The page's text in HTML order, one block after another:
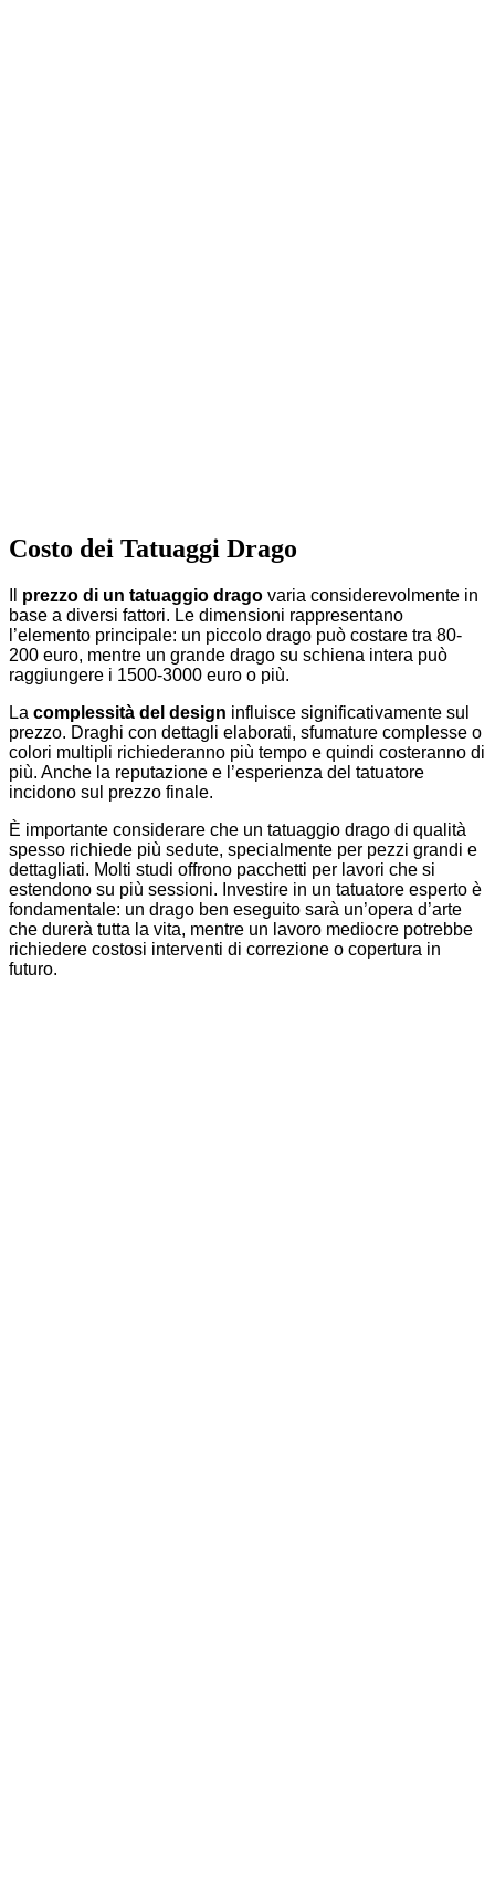
Costo dei Tatuaggi Drago
prezzo di un tatuaggio drago varia considerevolmente in
base a diversi fattori. Le dimensioni rappresentano
l’elemento principale: un piccolo drago può costare tra 80-
200 euro, mentre un grande drago su schiena intera può
raggiungere i 1500-3000 euro o più.
La complessità del design influisce significativamente sul
prezzo. Draghi con dettagli elaborati, sfumature complesse o
colori multipli richiederanno più tempo e quindi costeranno di
più. Anche la reputazione e l’esperienza del tatuatore
incidono sul prezzo finale.
È importante considerare che un tatuaggio drago di qualità
spesso richiede più sedute, specialmente per pezzi grandi e
dettagliati. Molti studi offrono pacchetti per lavori che si
estendono su più sessioni. Investire in un tatuatore esperto è
fondamentale: un drago ben eseguito sarà un’opera d’arte
che durerà tutta la vita, mentre un lavoro mediocre potrebbe
richiedere costosi interventi di correzione o copertura in
futuro.